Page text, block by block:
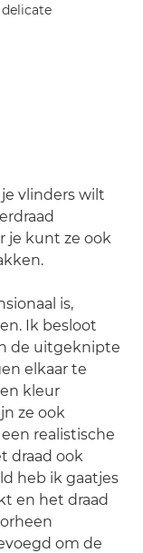
vlinders wilt
je kunt ze ook
is,
Ik besloot
de uitgeknipte
elkaar te
kleur
ze ook
realistische
draad ook
heb ik gaatjes
en het draad
om de